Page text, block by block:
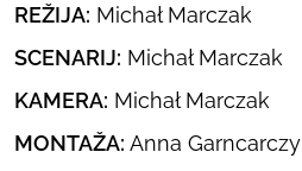
REŽIJA: Michał Marczak
SCENARIJ: Michał Marczak
KAMERA: Michał Marczak
MONTAŽA: Anna